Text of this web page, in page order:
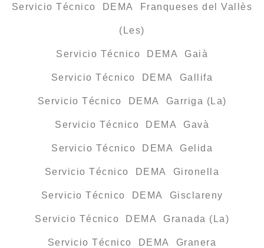
Servicio Técnico DEMA Franqueses del Vallès
(Les)
Servicio Técnico DEMA Gaià
Servicio Técnico DEMA Gallifa
Servicio Técnico DEMA Garriga (La)
Servicio Técnico DEMA Gavà
Servicio Técnico DEMA Gelida
Servicio Técnico DEMA Gironella
Servicio Técnico DEMA Gisclareny
Servicio Técnico DEMA Granada (La)
Servicio Técnico DEMA Granera